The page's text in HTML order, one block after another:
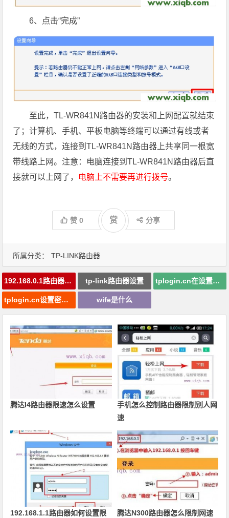
所属分类： TP-LINK路由器
6、点击“完成”
至此，TL-WR841N路由器的安装和上网配置就结束
了；计算机、手机、平板电脑等终端可以通过有线或者
无线的方式，连接到TL-WR841N路由器上共享同一根宽
带线路上网。注意：电脑连接到TL-WR841N路由器后直
接就可以上网了， 电脑上不需要再进行拨号。
赞0 赏 分享
192.168.0.1路由器设置 tp-link路由器设置 tplogin.cn在设置在桌面
tplogin.cn设置密码手机如何设置 wife是什么
腾达I4路由器限速怎么设置
手机怎么控制路由器限制别人网
速
192.168.1.1路由器如何设置限
腾达N300路由器怎么限制网速